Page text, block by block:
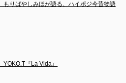
もりばやしみほが語る、ハイポジ今昔物語
YOKO.T『La Vida』